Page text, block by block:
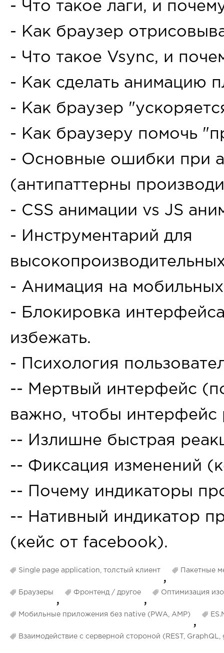
- Что такое лаги, и
- Как браузер
- Что такое Vsync, и
- Как сделать анимацию
- Как браузер
- Как браузеру помочь
- Основные ошибки при
(антипаттерны
- CSS анимации vs JS
- Инструментарий для
- Анимация на мобильных
- Блокировка
избежать.
- Психология
-- Мертвый интерфейс
важно, чтобы интерфейс
-- Излишне быстрая
-- Фиксация изменений
-- Почему индикаторы
-- Нативный индикатор
(кейс от facebook).
Single page application, толстый клиент , Пакетные
Браузеры , Фронтенд / другое , Оптимизация
Мобильные приложения без native (PWA, AMP) ,
Взаимодействие с серверной стороной (REST, GraphQL,